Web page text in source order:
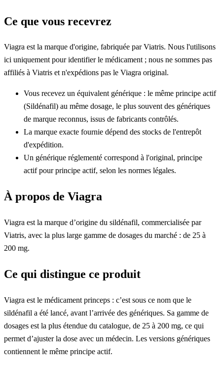
Ce que vous recevrez
Viagra est la marque d'origine, fabriquée par Viatris. Nous l'utilisons
ici uniquement pour identifier le médicament ; nous ne sommes pas
affiliés à Viatris et n'expédions pas le Viagra original.
Vous recevez un équivalent générique : le même principe actif
(Sildénafil) au même dosage, le plus souvent des génériques
de marque reconnus, issus de fabricants contrôlés.
La marque exacte fournie dépend des stocks de l'entrepôt
d'expédition.
Un générique réglementé correspond à l'original, principe
actif pour principe actif, selon les normes légales.
À propos de Viagra
Viagra est la marque d’origine du sildénafil, commercialisée par
Viatris, avec la plus large gamme de dosages du marché : de 25 à
200 mg.
Ce qui distingue ce produit
Viagra est le médicament princeps : c’est sous ce nom que le
sildénafil a été lancé, avant l’arrivée des génériques. Sa gamme de
dosages est la plus étendue du catalogue, de 25 à 200 mg, ce qui
permet d’ajuster la dose avec un médecin. Les versions génériques
contiennent le même principe actif.